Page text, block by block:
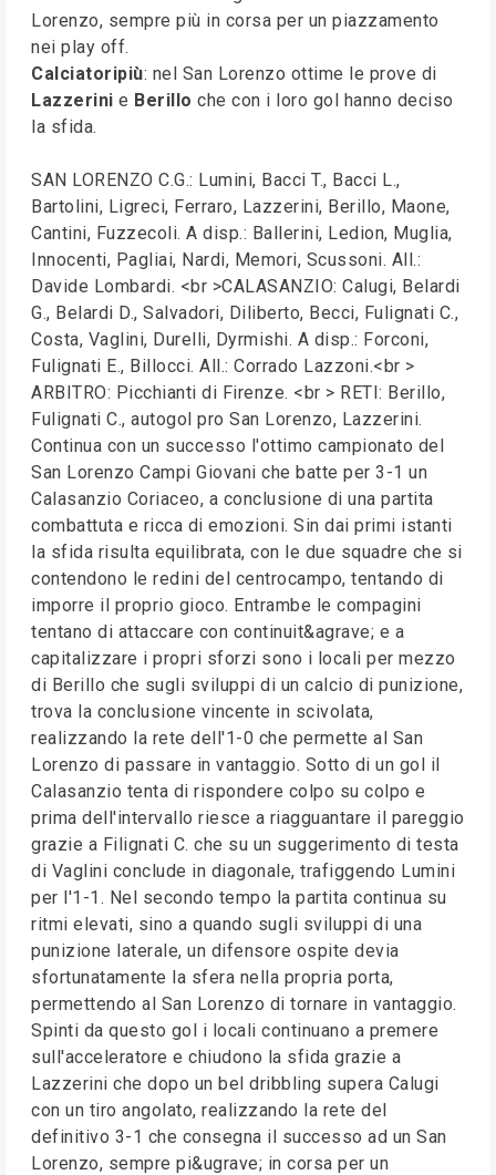
Lorenzo, sempre più in corsa per un piazzamento
nei play off.
Calciatoripiù: nel San Lorenzo ottime le prove di
Lazzerini e Berillo che con i loro gol hanno deciso
la sfida.
SAN LORENZO C.G.: Lumini, Bacci T., Bacci L.,
Bartolini, Ligreci, Ferraro, Lazzerini, Berillo, Maone,
Cantini, Fuzzecoli. A disp.: Ballerini, Ledion, Muglia,
Innocenti, Pagliai, Nardi, Memori, Scussoni. All.:
Davide Lombardi. <br >CALASANZIO: Calugi, Belardi
G., Belardi D., Salvadori, Diliberto, Becci, Fulignati C.,
Costa, Vaglini, Durelli, Dyrmishi. A disp.: Forconi,
Fulignati E., Billocci. All.: Corrado Lazzoni.<br >
ARBITRO: Picchianti di Firenze. <br > RETI: Berillo,
Fulignati C., autogol pro San Lorenzo, Lazzerini.
Continua con un successo l'ottimo campionato del
San Lorenzo Campi Giovani che batte per 3-1 un
Calasanzio Coriaceo, a conclusione di una partita
combattuta e ricca di emozioni. Sin dai primi istanti
la sfida risulta equilibrata, con le due squadre che si
contendono le redini del centrocampo, tentando di
imporre il proprio gioco. Entrambe le compagini
tentano di attaccare con continuit&agrave; e a
capitalizzare i propri sforzi sono i locali per mezzo
di Berillo che sugli sviluppi di un calcio di punizione,
trova la conclusione vincente in scivolata,
realizzando la rete dell'1-0 che permette al San
Lorenzo di passare in vantaggio. Sotto di un gol il
Calasanzio tenta di rispondere colpo su colpo e
prima dell'intervallo riesce a riagguantare il pareggio
grazie a Filignati C. che su un suggerimento di testa
di Vaglini conclude in diagonale, trafiggendo Lumini
per l'1-1. Nel secondo tempo la partita continua su
ritmi elevati, sino a quando sugli sviluppi di una
punizione laterale, un difensore ospite devia
sfortunatamente la sfera nella propria porta,
permettendo al San Lorenzo di tornare in vantaggio.
Spinti da questo gol i locali continuano a premere
sull'acceleratore e chiudono la sfida grazie a
Lazzerini che dopo un bel dribbling supera Calugi
con un tiro angolato, realizzando la rete del
definitivo 3-1 che consegna il successo ad un San
Lorenzo, sempre pi&ugrave; in corsa per un